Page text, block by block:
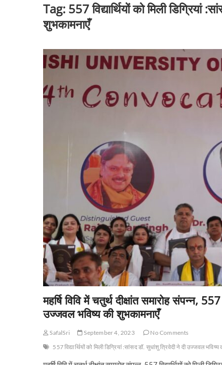
Tag: 557 विद्यार्थियों को मिली
शुभकामनाएँ
महर्षि विवि में चतुर्थ दीक्षांत समारोह संपन्न,
उज्जवल भविष्य की शुभकामनाएँ
SafalSri September 4, 2023
No Comments
557 विद्यार्थियों को मिली डिग्रियां :सांसद डॉ. सुधांशु त्रिवेदी ने दी उज्जवल